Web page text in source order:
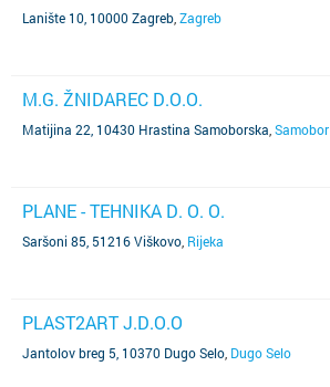
Lanište 10, 10000 Zagreb Zagreb
M.G. ŽNIDAREC D.O.O.
Matijina 22, 10430 Hrastina Samoborska Samobor
PLANE - TEHNIKA D. O. O.
Saršoni 85, 51216 Viškovo Rijeka
PLAST2ART J.D.O.O
Jantolov breg 5, 10370 Dugo Selo Dugo Selo